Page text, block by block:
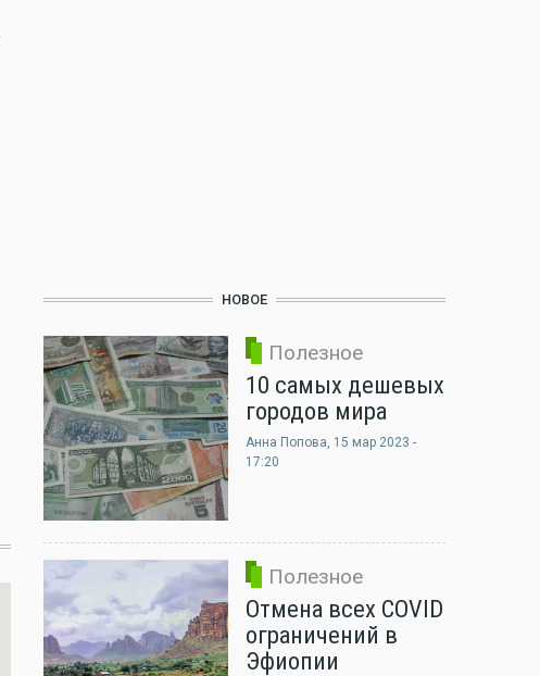
НОВОЕ
Полезное
10 самых дешевых
городов мира
Анна Попова, 15 мар 2023 -
17:20
Полезное
Отмена всех COVID
ограничений в
Эфиопии